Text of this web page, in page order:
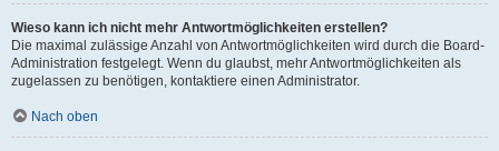
Wieso kann ich nicht mehr Antwortmöglichkeiten erstellen?
Die maximal zulässige Anzahl von Antwortmöglichkeiten wird durch die Board-
Administration festgelegt. Wenn du glaubst, mehr Antwortmöglichkeiten als
zugelassen zu benötigen, kontaktiere einen Administrator.
Nach oben